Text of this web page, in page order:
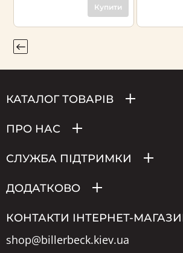
Купити
КАТАЛОГ ТОВАРІВ
ПРО НАС
СЛУЖБА ПІДТРИМКИ
ДОДАТКОВО
КОНТАКТИ ІНТЕРНЕТ-
shop@billerbeck.kiev.ua